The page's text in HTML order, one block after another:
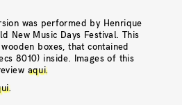
was performed by Henrique
New Music Days Festival. This
boxes, that contained
8010) inside. Images of this
aqui.
.